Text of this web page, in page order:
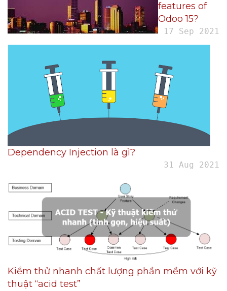
features of
Odoo 15?
17 Sep 2021
Dependency Injection là gì?
31 Aug 2021
Kiểm thử nhanh chất lượng phần mềm với kỹ
thuật “acid test”